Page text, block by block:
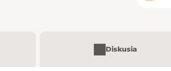
Diskusia